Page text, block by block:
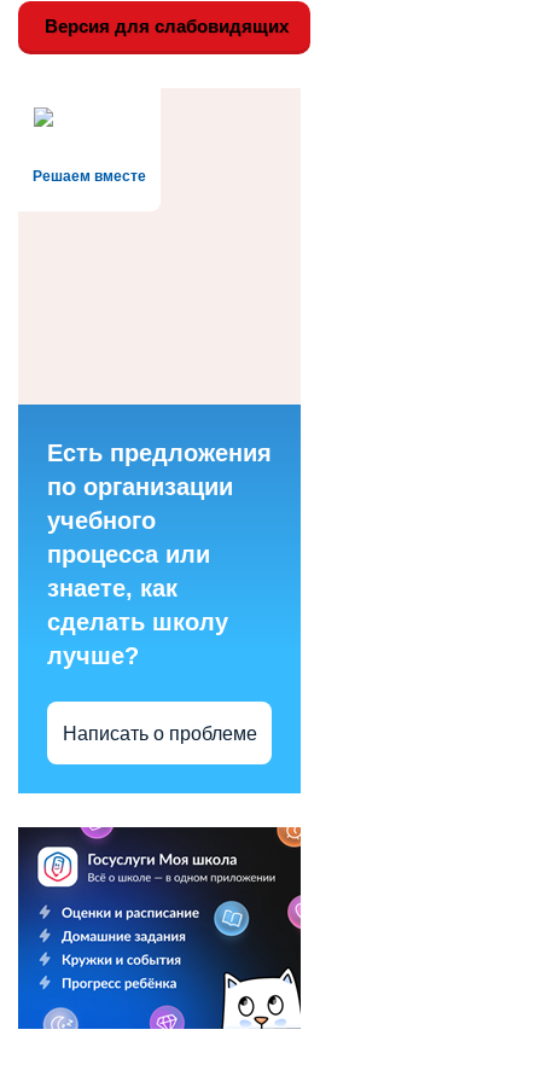
Версия для слабовидящих
Решаем вместе
Есть предложения
по организации
учебного
процесса или
знаете, как
сделать школу
лучше?
Написать о проблеме